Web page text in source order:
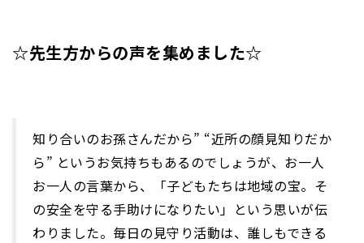
☆先生方からの声を集めました☆
知り合いのお孫さんだから” “近所の顔見知りだか
ら” というお気持ちもあるのでしょうが、お一人
お一人の言葉から、「子どもたちは地域の宝。そ
の安全を守る手助けになりたい」という思いが伝
わりました。毎日の見守り活動は、誰しもできる